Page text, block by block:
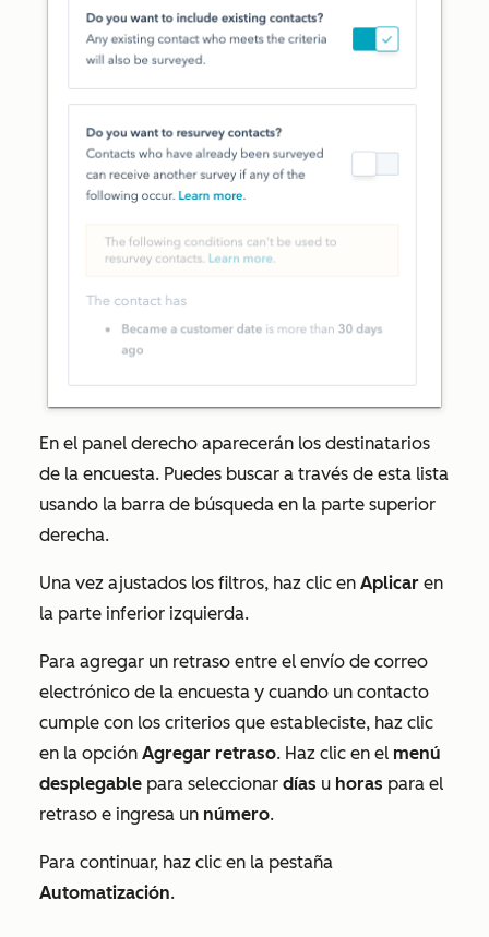
En el panel derecho aparecerán los destinatarios
de la encuesta. Puedes buscar a través de esta lista
usando la barra de búsqueda en la parte superior
derecha.
Una vez ajustados los filtros, haz clic en Aplicar en
la parte inferior izquierda.
Para agregar un retraso entre el envío de correo
electrónico de la encuesta y cuando un contacto
cumple con los criterios que estableciste, haz clic
en la opción Agregar retraso. Haz clic en el menú
desplegable para seleccionar días u horas para el
retraso e ingresa un número.
Para continuar, haz clic en la pestaña
Automatización.